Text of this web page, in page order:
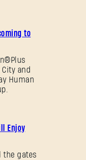
to
and
Human
Enjoy
the gates